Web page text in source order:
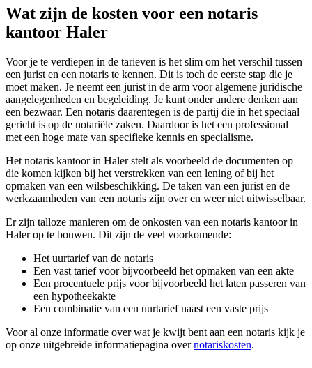
Wat zijn de kosten voor een notaris
kantoor Haler
Voor je te verdiepen in de tarieven is het slim om het verschil tussen
een jurist en een notaris te kennen. Dit is toch de eerste stap die je
moet maken. Je neemt een jurist in de arm voor algemene juridische
aangelegenheden en begeleiding. Je kunt onder andere denken aan
een bezwaar. Een notaris daarentegen is de partij die in het speciaal
gericht is op de notariële zaken. Daardoor is het een professional
met een hoge mate van specifieke kennis en specialisme.
Het notaris kantoor in Haler stelt als voorbeeld de documenten op
die komen kijken bij het verstrekken van een lening of bij het
opmaken van een wilsbeschikking. De taken van een jurist en de
werkzaamheden van een notaris zijn over en weer niet uitwisselbaar.
Er zijn talloze manieren om de onkosten van een notaris kantoor in
Haler op te bouwen. Dit zijn de veel voorkomende:
Het uurtarief van de notaris
Een vast tarief voor bijvoorbeeld het opmaken van een akte
Een procentuele prijs voor bijvoorbeeld het laten passeren van
een hypotheekakte
Een combinatie van een uurtarief naast een vaste prijs
Voor al onze informatie over wat je kwijt bent aan een notaris kijk je
op onze uitgebreide informatiepagina overnotariskosten.